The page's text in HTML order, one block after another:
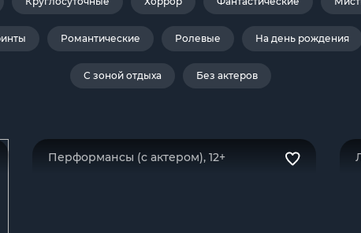
Романтические Ролевые На день рождения
С зоной отдыха Без актеров
Перформансы (с актером), 12+